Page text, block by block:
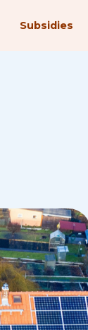
Subsidies